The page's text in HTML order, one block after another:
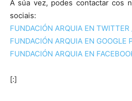
Á súa vez, podes contactar cos
sociais:
FUNDACIÓN ARQUIA EN
FUNDACIÓN ARQUIA EN GOOGLE
FUNDACIÓN ARQUIA EN
[:]